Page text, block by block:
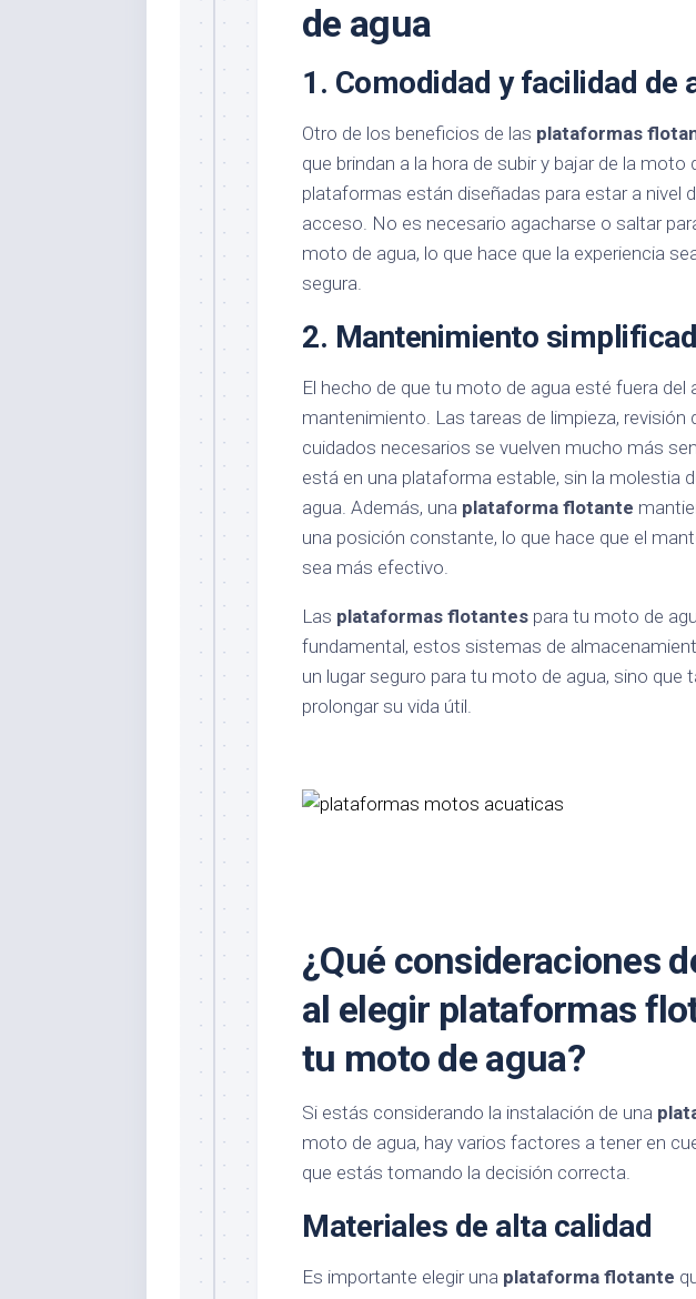
de agua
1. Comodidad y facilidad de
Otro de los beneficios de las plataformas
que brindan a la hora de subir y bajar de la moto
plataformas están diseñadas para estar a nivel
acceso. No es necesario agacharse o saltar
moto de agua, lo que hace que la experiencia
segura.
2. Mantenimiento
El hecho de que tu moto de agua esté fuera del
mantenimiento. Las tareas de limpieza, revisión
cuidados necesarios se vuelven mucho más
está en una plataforma estable, sin la molestia
agua. Además, una plataforma flotante
una posición constante, lo que hace que el
sea más efectivo.
Las plataformas flotantes para tu moto de
fundamental, estos sistemas de
un lugar seguro para tu moto de agua, sino que
prolongar su vida útil.
¿Qué consideraciones
al elegir plataformas
tu moto de agua?
Si estás considerando la instalación de una
moto de agua, hay varios factores a tener en
que estás tomando la decisión correcta.
Materiales de alta calidad
Es importante elegir una plataforma flotante